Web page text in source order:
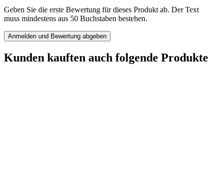
Geben Sie die erste Bewertung für dieses Produkt ab. Der Text
muss mindestens aus 50 Buchstaben bestehen.
Anmelden und Bewertung abgeben
Kunden kauften auch folgende Produkte